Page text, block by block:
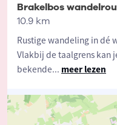
Brakelbos
10.9 km
Rustige wandeling in dé
Vlakbij de taalgrens kan
bekende... meer lezen